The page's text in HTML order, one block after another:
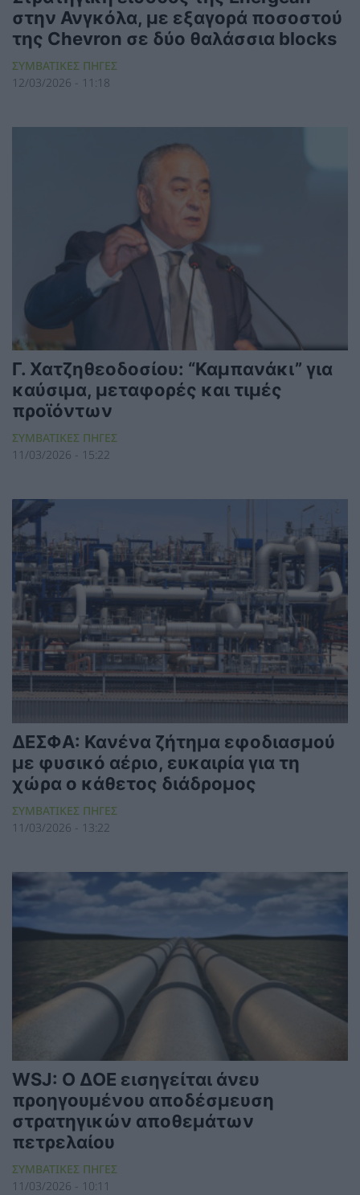
στην Ανγκόλα, με εξαγορά ποσοστού
της Chevron σε δύο θαλάσσια blocks
ΣΥΜΒΑΤΙΚΕΣ ΠΗΓΕΣ
12/03/2026 - 11:18
Γ. Χατζηθεοδοσίου: “Καμπανάκι” για
καύσιμα, μεταφορές και τιμές
προϊόντων
ΣΥΜΒΑΤΙΚΕΣ ΠΗΓΕΣ
11/03/2026 - 15:22
ΔΕΣΦΑ: Κανένα ζήτημα εφοδιασμού
με φυσικό αέριο, ευκαιρία για τη
χώρα ο κάθετος διάδρομος
ΣΥΜΒΑΤΙΚΕΣ ΠΗΓΕΣ
11/03/2026 - 13:22
WSJ: Ο ΔΟΕ εισηγείται άνευ
προηγουμένου αποδέσμευση
στρατηγικών αποθεμάτων
πετρελαίου
ΣΥΜΒΑΤΙΚΕΣ ΠΗΓΕΣ
11/03/2026 - 10:11